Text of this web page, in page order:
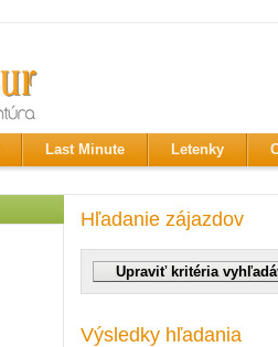
Last Minute Letenky
Hľadanie zájazdov
Výsledky hľadania